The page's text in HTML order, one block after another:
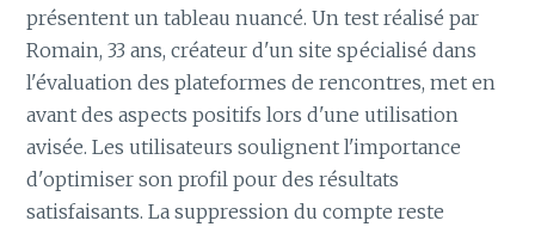
présentent un tableau nuancé. Un test réalisé par
Romain, 33 ans, créateur d'un site spécialisé dans
l'évaluation des plateformes de rencontres, met en
avant des aspects positifs lors d'une utilisation
avisée. Les utilisateurs soulignent l'importance
d'optimiser son profil pour des résultats
satisfaisants. La suppression du compte reste